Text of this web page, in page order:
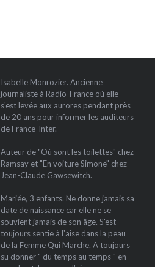
Isabelle Monrozier. Ancienne
journaliste à Radio-France où elle
s'est levée aux aurores pendant près
de 20 ans pour informer les auditeurs
de France-Inter.
Auteur de "Où sont les toilettes" chez
Ramsay et "En voiture Simone" chez
Jean-Claude Gawsewitch.
Mariée, 3 enfants. Ne donne jamais sa
date de naissance car elle ne se
souvient jamais de son âge. S'est
toujours sentie à l'aise dans la peau
de la Femme Qui Marche. A toujours
su donner " du temps au temps " en